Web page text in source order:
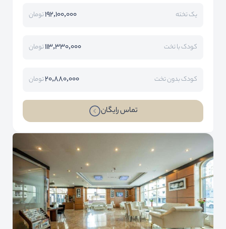
یک تخته 192,100,000تومان
کودک با تخت 113,330,000تومان
کودک بدون تخت 20,880,000تومان
تماس رایگان